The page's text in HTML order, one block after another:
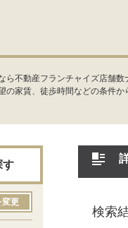
ら不動産フランチャイズ店舗
の家賃、徒歩時間などの条件
検索
す
変更